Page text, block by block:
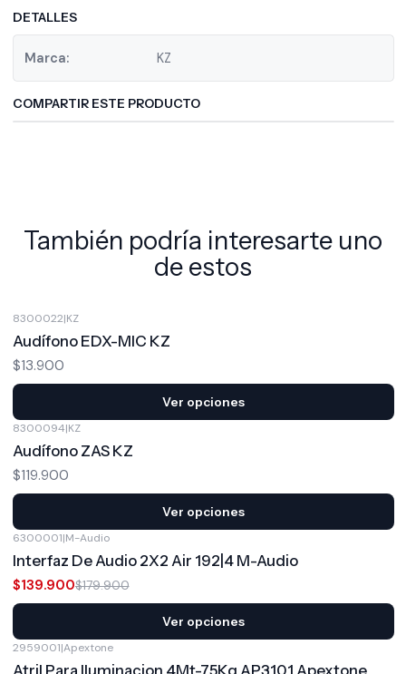
DETALLES
Marca: KZ
COMPARTIR ESTE PRODUCTO
También podría interesarte uno
de estos
8300022|KZ
Audífono EDX-MIC KZ
$13.900
Ver opciones
8300094|KZ
Audífono ZAS KZ
$119.900
Ver opciones
6300001|M-Audio
Interfaz De Audio 2X2 Air 192|4 M-Audio
$139.900$179.900
Ver opciones
2959001|Apextone
Atril Para Iluminacion 4Mt-75Kg AP3101 Apextone